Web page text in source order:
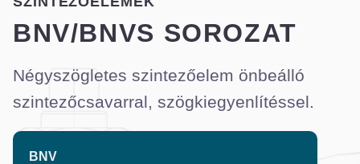
BNV/BNVS SOROZAT
Négyszögletes szintezőelem önbeálló
szintezőcsavarral, szögkiegyenlítéssel.
BNV